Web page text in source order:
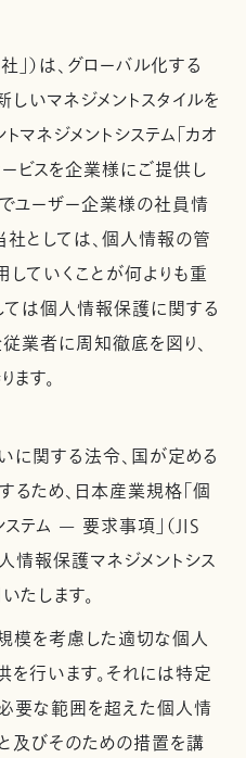
」）は、グローバル化する
いマネジメントスタイルを
マネジメントシステム「カオ
ービスを企業様にご提供し
ユーザー企業様の社員情
としては、個人情報の管
ていくことが何よりも重
ては個人情報保護に関する
業者に周知徹底を図り、
す。
に関する法令、国が定める
ため、日本産業規格「個
テム — 要求事項」（JIS
報保護マネジメントシス
たします。
模を考慮した適切な個人
行います。それには特定
要な範囲を超えた個人情
及びそのための措置を講